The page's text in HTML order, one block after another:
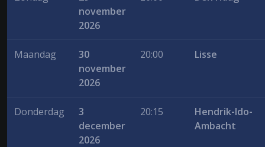
november
2026
Maandag
30
november
2026
20:00 Lisse
Donderdag
3
december
2026
20:15
Hendrik-Ido-
Ambacht